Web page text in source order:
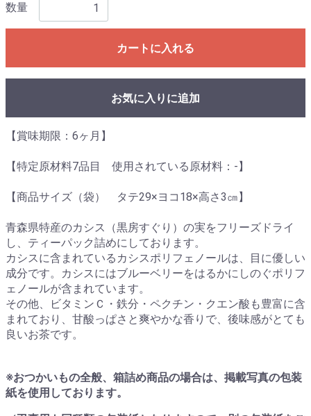
数量
カートに入れる
お気に入りに追加
【賞味期限：6ヶ月】
【特定原材料7品目 使用されている原材料：-】
【商品サイズ（袋） タテ29×ヨコ18×高さ3㎝】
青森県特産のカシス（黒房すぐり）の実をフリーズドライ
し、ティーパック詰めにしております。
カシスに含まれているカシスポリフェノールは、目に優しい
成分です。カシスにはブルーベリーをはるかにしのぐポリフ
ェノールが含まれています。
その他、ビタミンＣ・鉄分・ペクチン・クエン酸も豊富に含
まれており、甘酸っぱさと爽やかな香りで、後味感がとても
良いお茶です。
※おつかいもの全般、箱詰め商品の場合は、掲載写真の包装
紙を使用しております。